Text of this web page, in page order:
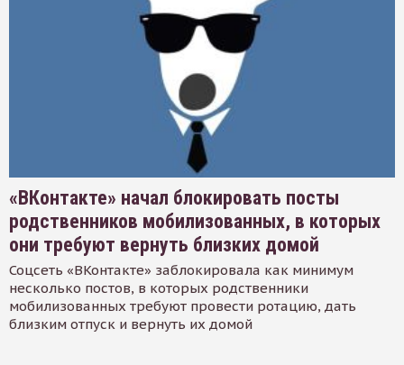
«ВКонтакте» начал блокировать посты
родственников мобилизованных, в которых
они требуют вернуть близких домой
Соцсеть «ВКонтакте» заблокировала как минимум
несколько постов, в которых родственники
мобилизованных требуют провести ротацию, дать
близким отпуск и вернуть их домой